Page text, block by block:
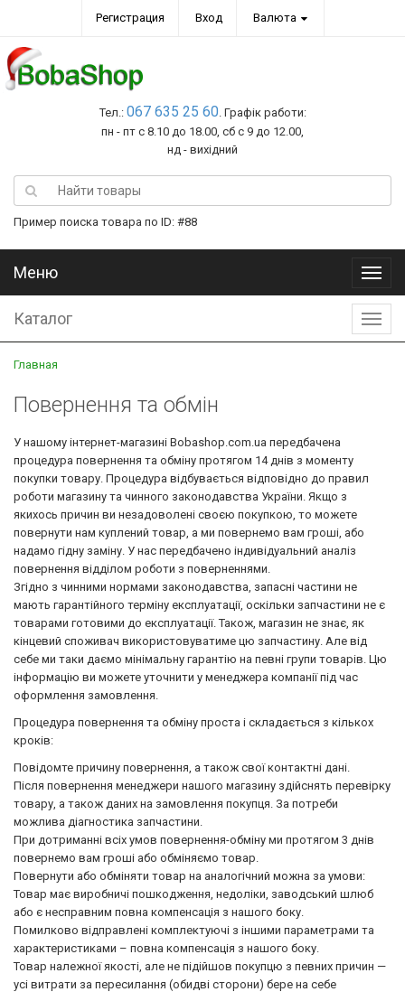
Регистрация Вход Валюта
Тел.: 067 635 25 60. Графік работи:
пн - пт с 8.10 до 18.00, сб с 9 до 12.00,
нд - вихідний
Пример поиска товара по ID: #88
Меню
Меню
Каталог
Главная
Повернення та обмін
У нашому інтернет-магазині Bobashop.com.ua передбачена
процедура повернення та обміну протягом 14 днів з моменту
покупки товару. Процедура відбувається відповідно до правил
роботи магазину та чинного законодавства України. Якщо з
якихось причин ви незадоволені своєю покупкою, то можете
повернути нам куплений товар, а ми повернемо вам гроші, або
надамо гідну заміну. У нас передбачено індивідуальний аналіз
повернення відділом роботи з поверненнями.
Згідно з чинними нормами законодавства, запасні частини не
мають гарантійного терміну експлуатації, оскільки запчастини не є
товарами готовими до експлуатації. Також, магазин не знає, як
кінцевий споживач використовуватиме цю запчастину. Але від
себе ми таки даємо мінімальну гарантію на певні групи товарів. Цю
інформацію ви можете уточнити у менеджера компанії під час
оформлення замовлення.
Процедура повернення та обміну проста і складається з кількох
кроків:
Повідомте причину повернення, а також свої контактні дані.
Після повернення менеджери нашого магазину здійснять перевірку
товару, а також даних на замовлення покупця. За потреби
можлива діагностика запчастини.
При дотриманні всіх умов повернення-обміну ми протягом 3 днів
повернемо вам гроші або обміняємо товар.
Повернути або обміняти товар на аналогічний можна за умови:
Товар має виробничі пошкодження, недоліки, заводський шлюб
або є несправним повна компенсація з нашого боку.
Помилково відправлені комплектуючі з іншими параметрами та
характеристиками – повна компенсація з нашого боку.
Товар належної якості, але не підійшов покупцю з певних причин —
усі витрати за пересилання (обидві сторони) бере на себе